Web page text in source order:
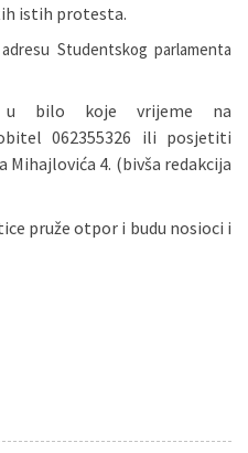
istih protesta.
Studentskog parlamenta
u bilo koje vrijeme na
062355326 ili posjetiti
4. (bivša redakcija
pruže otpor i budu nosioci i